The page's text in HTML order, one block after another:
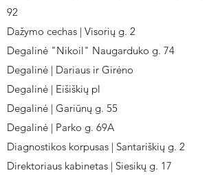
92
Dažymo cechas | Visorių g. 2
Degalinė "Nikoil" Naugarduko g. 74
Degalinė | Dariaus ir Girėno
Degalinė | Eišiškių pl
Degalinė | Gariūnų g. 55
Degalinė | Parko g. 69A
Diagnostikos korpusas | Santariškių g. 2
Direktoriaus kabinetas | Siesikų g. 17